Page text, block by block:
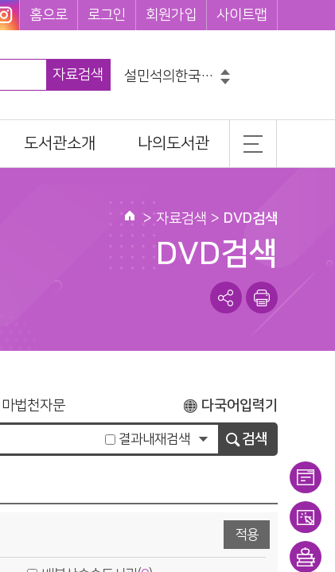
홈으로 로그인 회원가입 사이트맵
자료검색
설민석의한국사대모험
그리스로마신화
코믹메이플스토리수학도둑
마법천자문
히가시노게이고
도서관소개 나의도서관
도서이용정보
관심도서목록
나의신청정보
홈
>자료검색 > DVD검색
DVD검색
마법천자문
한국사대모험
검색
결과내재검색
다국어입력기
적용
이용
안내
대출/